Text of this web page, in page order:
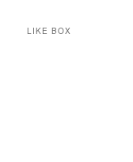
LIKE BOX